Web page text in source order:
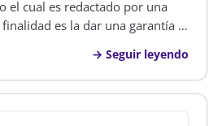
el cual es redactado por una
es la dar una garantía o
es más que dar una garantía y
Seguir leyendo